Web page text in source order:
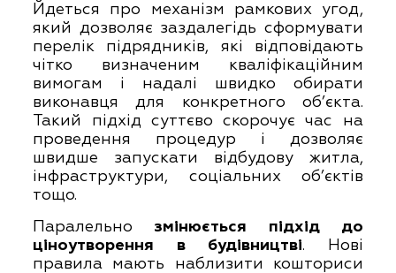
Йдеться про механізм рамкових угод,
який дозволяє заздалегідь сформувати
перелік підрядників, які відповідають
чітко визначеним кваліфікаційним
вимогам і надалі швидко обирати
виконавця для конкретного об’єкта.
Такий підхід суттєво скорочує час на
проведення процедур і дозволяє
швидше запускати відбудову житла,
інфраструктури, соціальних об’єктів
тощо.
Паралельно змінюється підхід до
ціноутворення в будівництві. Нові
правила мають наблизити кошториси